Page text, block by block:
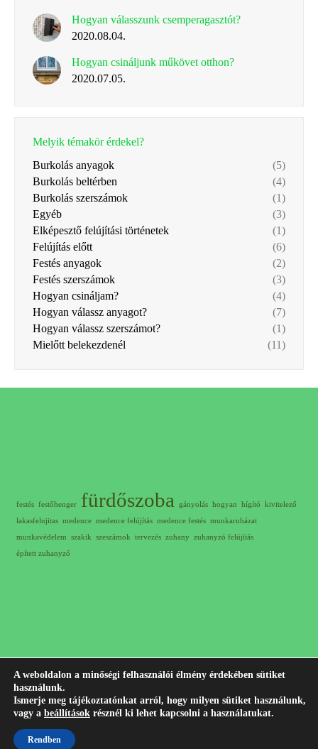
Hogyan válasszunk csemperagasztót?
2020.08.04.
Hogyan csináljunk műkövet otthon?
2020.07.05.
Melyik témakör érdekel?
Burkolás anyagok
(5)
Burkolás beltérben
(4)
Burkolás szerszámok
(1)
Egyéb
(3)
Elképesztő felújítási történetek
(1)
Felújítás előtt
(6)
Festés anyagok
(2)
Festés szerszámok
(3)
Hogyan csináljam?
(4)
Hogyan válassz anyagot?
(7)
Hogyan válassz szerszámot?
(1)
Mielőtt belekezdenél
(11)
festés festőhenger fürdőszoba gányolás hogyan hígító kivitelező
lakasfelujitas medence medence felújítás medence festés munkaruházat
munkavédelem szakik szeszámok tervezés zuhany zuhanyzó felújítás
épített zuhanyzó
© 2012-2023 Minden jog fenntartva! |+36 30 311 7407 Írj
nekem emailt!
Jogi nyilatkozat
A weboldalon a minőségi felhasználói élmény érdekében sütiket
használunk.
Ismerje meg tájékoztatónkat arról, hogy milyen sütiket használunk,
vagy a beállítások résznél ki lehet kapcsolni a használatukat.
Rendben